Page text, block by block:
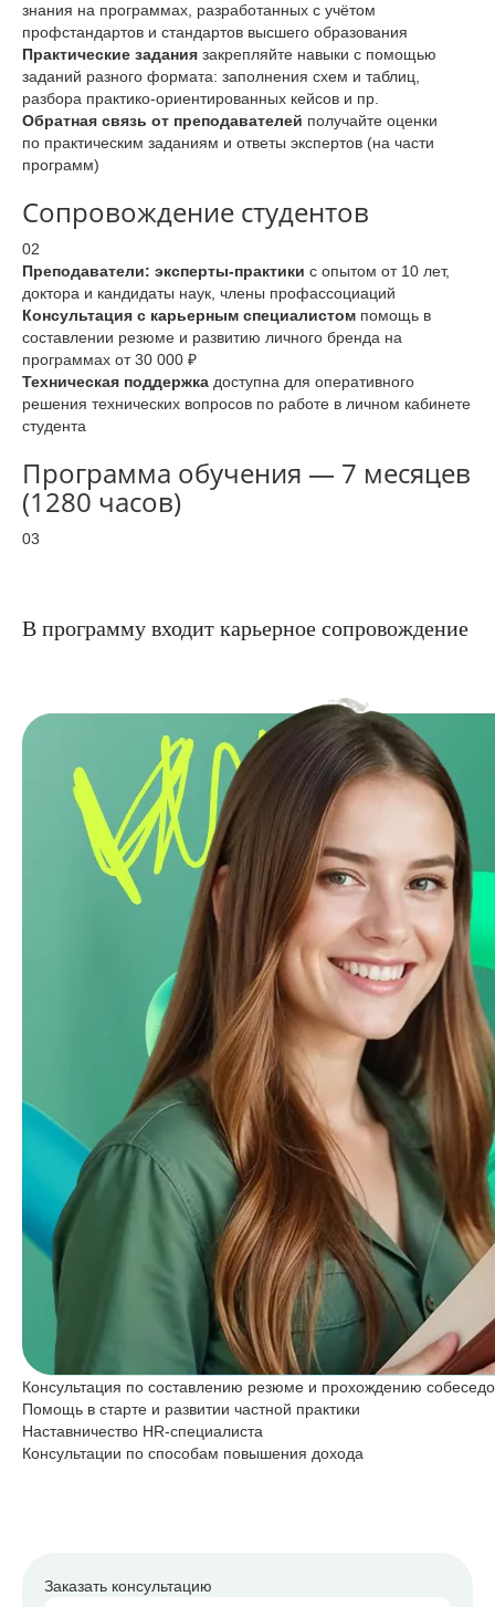
знания на программах, разработанных с учётом
профстандартов и стандартов высшего образования
Практические задания закрепляйте навыки с помощью
заданий разного формата: заполнения схем и таблиц,
разбора практико-ориентированных кейсов и пр.
Обратная связь от преподавателей получайте оценки
по практическим заданиям и ответы экспертов (на части
программ)
Сопровождение студентов
02
Преподаватели: эксперты-практики с опытом от 10 лет,
доктора и кандидаты наук, члены профассоциаций
Консультация с карьерным специалистом помощь в
составлении резюме и развитию личного бренда на
программах от 30 000 ₽
Техническая поддержка доступна для оперативного
решения технических вопросов по работе в личном кабинете
студента
Программа обучения — 7 месяцев
(1280 часов)
03
В программу входит карьерное сопровождение
Консультация по составлению резюме и прохождению
Помощь в старте и развитии частной практики
Наставничество HR-специалиста
Консультации по способам повышения дохода
Заказать консультацию